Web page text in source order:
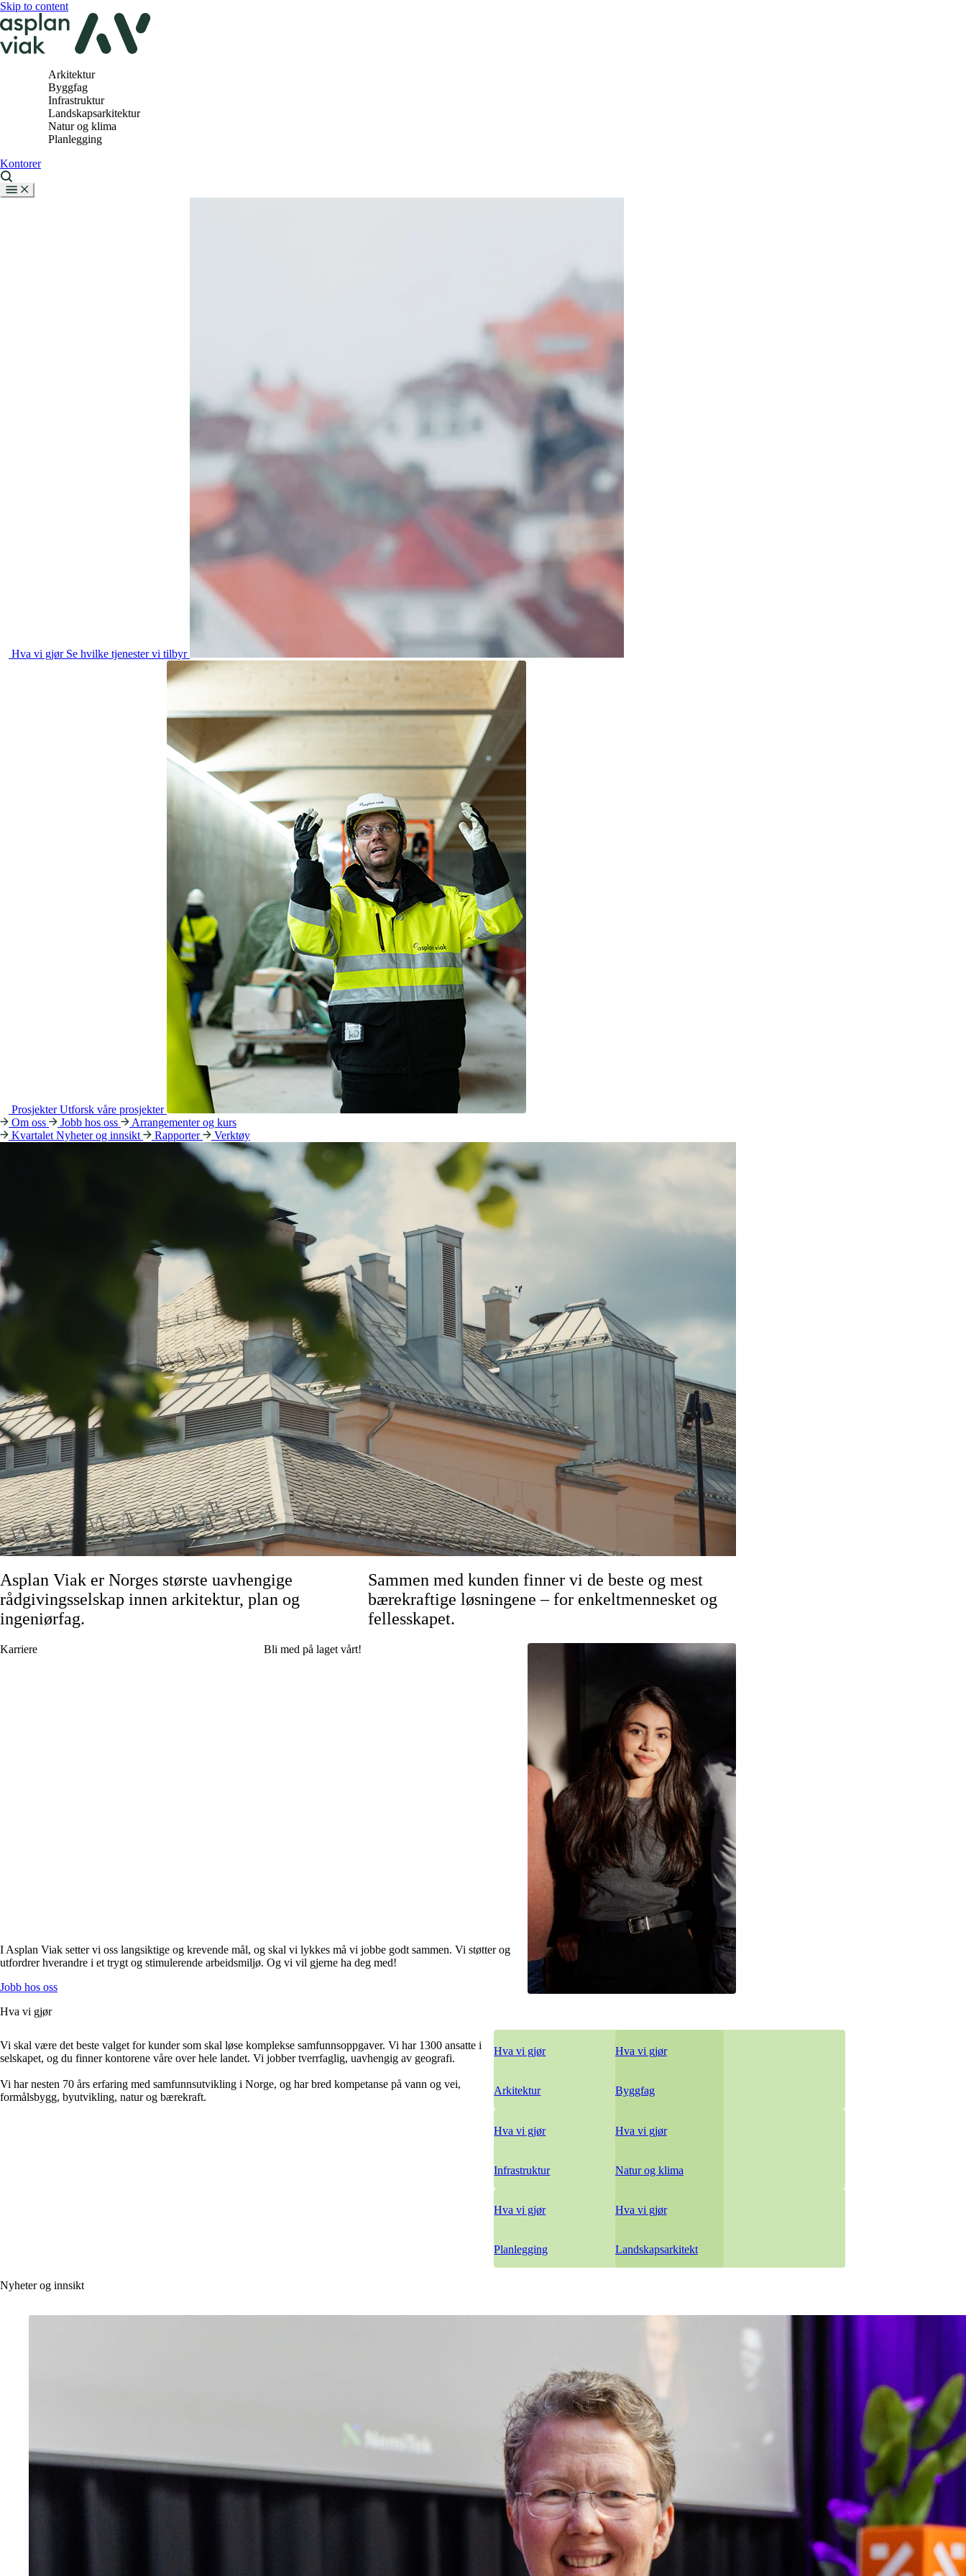
Skip to content
Arkitektur
Byggfag
Infrastruktur
Landskapsarkitektur
Natur og klima
Planlegging
Kontorer
Hva vi gjør Se hvilke tjenester vi tilbyr
ProsjekterUtforsk våre prosjekter
Om oss
Jobb hos oss
Arrangementer og kurs
Kvartalet Nyheter og innsikt Rapporter Verktøy
Asplan Viak er Norges største uavhengige
rådgivingsselskap innen arkitektur, plan og
ingeniørfag.
Sammen med kunden finner vi de beste og mest
bærekraftige løsningene – for enkeltmennesket og
fellesskapet.
Karriere Bli med på laget vårt!
I Asplan Viak setter vi oss langsiktige og krevende mål, og skal vi lykkes må vi jobbe godt sammen. Vi støtter og
utfordrer hverandre i et trygt og stimulerende arbeidsmiljø. Og vi vil gjerne ha deg med!
Jobb hos oss
Hva vi gjør
Vi skal være det beste valget for kunder som skal løse komplekse samfunnsoppgaver. Vi har 1300 ansatte i
selskapet, og du finner kontorene våre over hele landet. Vi jobber tverrfaglig, uavhengig av geografi.
Vi har nesten 70 års erfaring med samfunnsutvikling i Norge, og har bred kompetanse på vann og vei,
formålsbygg, byutvikling, natur og bærekraft.
Hva vi gjør
Arkitektur
Hva vi gjør
Byggfag
Hva vi gjør
Infrastruktur
Hva vi gjør
Natur og klima
Hva vi gjør
Planlegging
Hva vi gjør
Landskapsarkitekt
Nyheter og innsikt